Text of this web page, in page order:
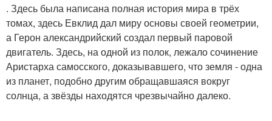
. Здесь была написана полная история мира в трёх
томах, здесь Евклид дал миру основы своей геометрии,
а Герон александрийский создал первый паровой
двигатель. Здесь, на одной из полок, лежало сочинение
Аристарха самосского, доказывавшего, что земля - одна
из планет, подобно другим обращавшаяся вокруг
солнца, а звёзды находятся чрезвычайно далеко.